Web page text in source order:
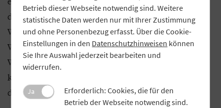
dringend Klarheit schaffen und in der Finanz- und
Wirtschaftspolitik einen klaren Kurs einschlagen.
Widersprüchliche Strategien, Unklarheiten und
Wankelmütigkeit in den Aussagen sind
kontraproduktiv und wirken sich unmittelbar auf
die Lebenswirklichkeit der Bevölkerung aus.
Betrieb dieser Webseite notwendig sind. Weitere
statistische Daten werden nur mit Ihrer Zustimmung
und ohne Personenbezug erfasst. Über die Cookie-
Einstellungen in den Datenschutzhinweisen können
Sie Ihre Auswahl jederzeit bearbeiten und
widerrufen.
Ja
Erforderlich: Cookies, die für den
Betrieb der Webseite notwendig sind.